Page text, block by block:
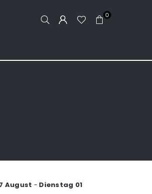
0
August - Dienstag 01